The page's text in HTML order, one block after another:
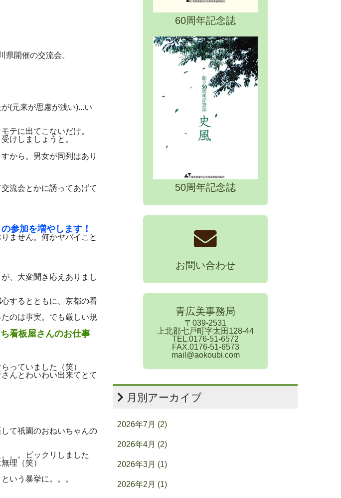
開催の交流会。
(元来が思慮が浅い)...い
テに出てこないだけ。
けしましょうと。
から。男女が同列はあり
流会とかに誘ってあげて
参加を増やします！
ません。何かヤバイこと
、大変聞き応えありまし
するとともに、京都の看
のは事実。でも厳しい規
看板屋さんのお仕事
っていました（笑）
んとわいわい出来てとて
て祇園のおねいちゃんの
。。ビックリしました
理（笑）
いう暴挙に。。。
60周年記念誌
50周年記念誌
お問い合わせ
青広美事務局
〒039-2531
上北郡七戸町字太田128-44
TEL.0176-51-6572
FAX.0176-51-6573
mail@aokoubi.com
月別アーカイブ
2026年7月 (2)
2026年4月 (2)
2026年3月 (1)
2026年2月 (1)